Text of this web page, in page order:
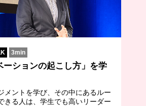
3min
ーションの起こし方」を学
メントを学び、その中にあるルー
きる人は、学生でも高いリーダー